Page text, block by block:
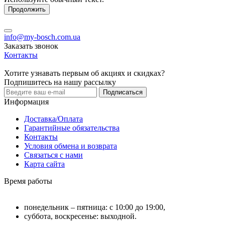
Продолжить
info@my-bosch.com.ua
Заказать звонок
Контакты
Хотите узнавать первым об акциях и скидках?
Подпишитесь на нашу рассылку
Подписаться
Информация
Доставка/Оплата
Гарантийные обязательства
Контакты
Условия обмена и возврата
Связаться с нами
Карта сайта
Время работы
понедельник – пятница: с 10:00 до 19:00,
суббота, воскресенье: выходной.